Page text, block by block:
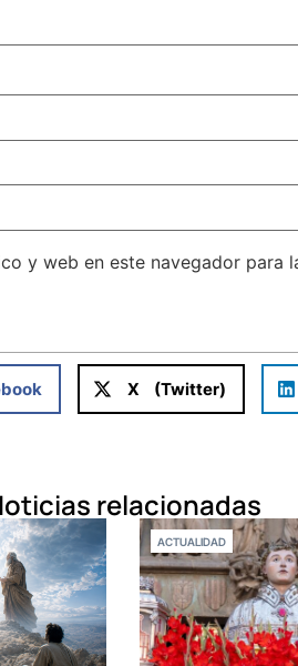
y web en este navegador para
X (Twitter)
relacionadas
ACTUALIDAD